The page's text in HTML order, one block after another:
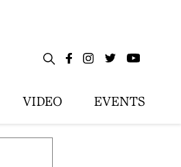
VIDEO EVENTS